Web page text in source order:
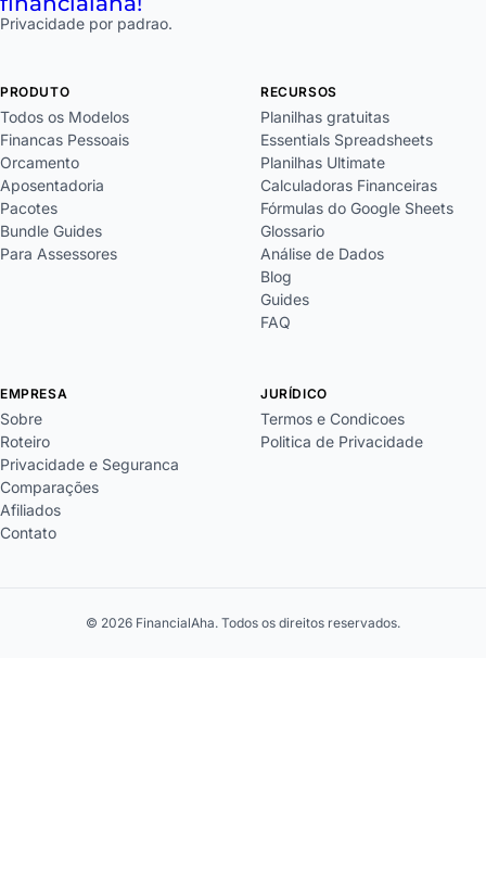
Privacidade por padrao.
PRODUTO
Todos os Modelos
Financas Pessoais
Orcamento
Aposentadoria
Pacotes
Bundle Guides
Para Assessores
RECURSOS
Planilhas gratuitas
Essentials Spreadsheets
Planilhas Ultimate
Calculadoras Financeiras
Fórmulas do Google Sheets
Glossario
Análise de Dados
Blog
Guides
FAQ
EMPRESA
Sobre
Roteiro
Privacidade e Seguranca
Comparações
Afiliados
Contato
JURÍDICO
Termos e Condicoes
Politica de Privacidade
© 2026 FinancialAha. Todos os direitos reservados.